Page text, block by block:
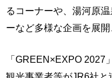
るコーナーや、湯河原
ーなど多様な企画を展開
「GREEN×EXPO